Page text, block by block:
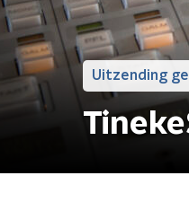
Uitzending